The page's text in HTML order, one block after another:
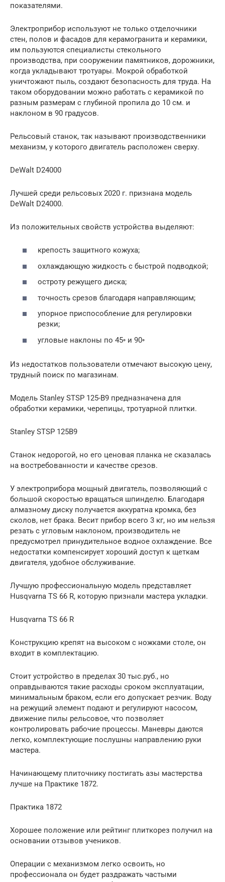
показателями.
Электроприбор используют не только отделочники
стен, полов и фасадов для керамогранита и керамики,
им пользуются специалисты стекольного
производства, при сооружении памятников, дорожники,
когда укладывают тротуары. Мокрой обработкой
уничтожают пыль, создают безопасность для труда. На
таком оборудовании можно работать с керамикой по
разным размерам с глубиной пропила до 10 см. и
наклоном в 90 градусов.
Рельсовый станок, так называют производственники
механизм, у которого двигатель расположен сверху.
DeWalt D24000
Лучшей среди рельсовых 2020 г. признана модель
DeWalt D24000.
Из положительных свойств устройства выделяют:
крепость защитного кожуха;
охлаждающую жидкость с быстрой подводкой;
остроту режущего диска;
точность срезов благодаря направляющим;
упорное приспособление для регулировки
резки;
угловые наклоны по 45◦ и 90◦
Из недостатков пользователи отмечают высокую цену,
трудный поиск по магазинам.
Модель Stanley STSP 125-B9 предназначена для
обработки керамики, черепицы, тротуарной плитки.
Stanley STSP 125B9
Станок недорогой, но его ценовая планка не сказалась
на востребованности и качестве срезов.
У электроприбора мощный двигатель, позволяющий с
большой скоростью вращаться шпинделю. Благодаря
алмазному диску получается аккуратна кромка, без
сколов, нет брака. Весит прибор всего 3 кг, но им нельзя
резать с угловым наклоном, производитель не
предусмотрел принудительное водное охлаждение. Все
недостатки компенсирует хороший доступ к щеткам
двигателя, удобное обслуживание.
Лучшую профессиональную модель представляет
Husqvarna TS 66 R, которую признали мастера укладки.
Husqvarna TS 66 R
Конструкцию крепят на высоком с ножками столе, он
входит в комплектацию.
Стоит устройство в пределах 30 тыс.руб., но
оправдываются такие расходы сроком эксплуатации,
минимальным браком, если его допускает резчик. Воду
на режущий элемент подают и регулируют насосом,
движение пилы рельсовое, что позволяет
контролировать рабочие процессы. Маневры даются
легко, комплектующие послушны направлению руки
мастера.
Начинающему плиточнику постигать азы мастерства
лучше на Практике 1872.
Практика 1872
Хорошее положение или рейтинг плиткорез получил на
основании отзывов учеников.
Операции с механизмом легко освоить, но
профессионала он будет раздражать частыми